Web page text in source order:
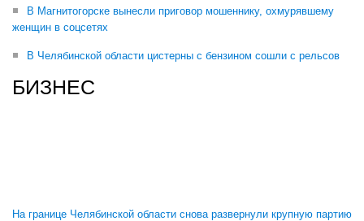
В Магнитогорске вынесли приговор мошеннику, охмурявшему
женщин в соцсетях
В Челябинской области цистерны с бензином сошли с рельсов
БИЗНЕС
На границе Челябинской области снова развернули крупную партию